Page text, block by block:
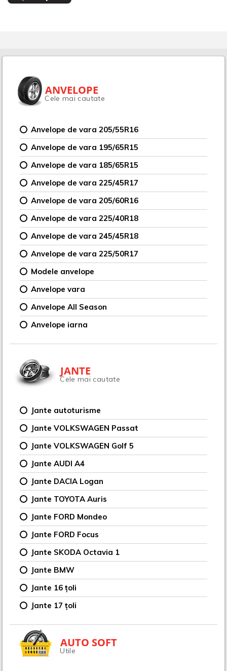
ANVELOPE
Cele mai cautate
Anvelope de vara 205/55R16
Anvelope de vara 195/65R15
Anvelope de vara 185/65R15
Anvelope de vara 225/45R17
Anvelope de vara 205/60R16
Anvelope de vara 225/40R18
Anvelope de vara 245/45R18
Anvelope de vara 225/50R17
Modele anvelope
Anvelope vara
Anvelope All Season
Anvelope iarna
JANTE
Cele mai cautate
Jante autoturisme
Jante VOLKSWAGEN Passat
Jante VOLKSWAGEN Golf 5
Jante AUDI A4
Jante DACIA Logan
Jante TOYOTA Auris
Jante FORD Mondeo
Jante FORD Focus
Jante SKODA Octavia 1
Jante BMW
Jante 16 țoli
Jante 17 țoli
AUTO SOFT
Utile